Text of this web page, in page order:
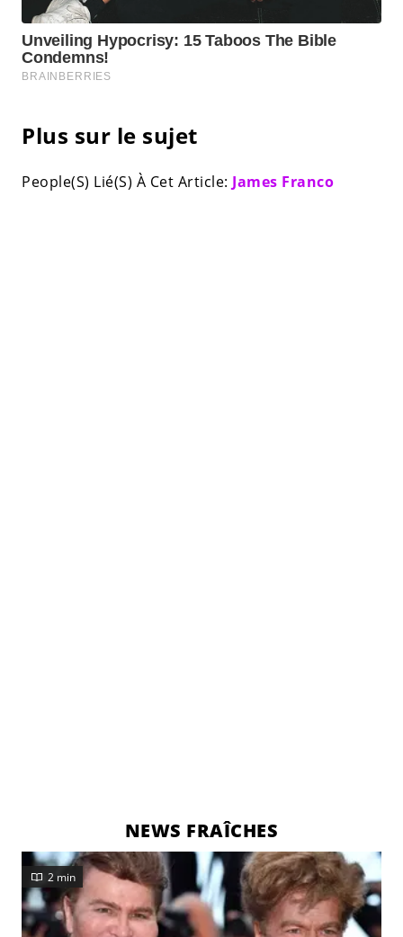
Plus sur le sujet
People(S) Lié(S) À Cet Article: James Franco
NEWS FRAÎCHES
2 min